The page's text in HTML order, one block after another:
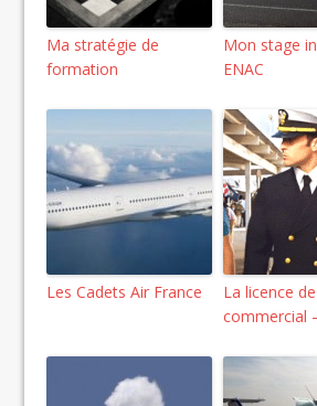
Ma stratégie de
formation
Mon stage
ENAC
Les Cadets Air France
La licence
commercial